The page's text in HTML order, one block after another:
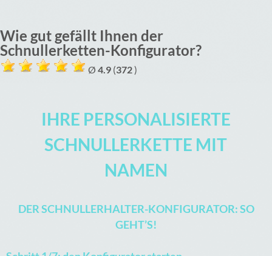
Wie gut gefällt Ihnen der
Schnullerketten-Konfigurator?
Ø 4.9 (372)
IHRE PERSONALISIERTE
SCHNULLERKETTE MIT
NAMEN
DER SCHNULLERHALTER-KONFIGURATOR: SO
GEHT’S!